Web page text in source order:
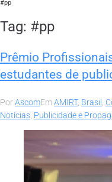
#pp
Tag: #pp
Prêmio
estudantes de
PorAscomEmAMIRT, Brasil ,
Notícias, Publicidade e